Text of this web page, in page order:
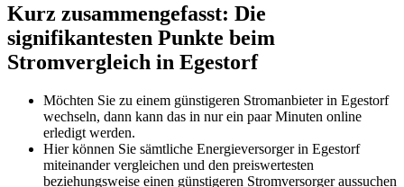
Kurz zusammengefasst: Die
signifikantesten Punkte beim
Stromvergleich in Egestorf
Möchten Sie zu einem günstigeren Stromanbieter in Egestorf
wechseln, dann kann das in nur ein paar Minuten online
erledigt werden.
Hier können Sie sämtliche Energieversorger in Egestorf
miteinander vergleichen und den preiswertesten
beziehungsweise einen günstigeren Stromversorger aussuchen